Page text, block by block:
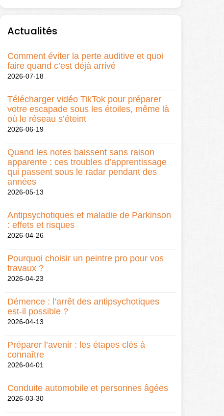
Actualités
Comment éviter la perte auditive et quoi
faire quand c’est déjà arrivé
2026-07-18
Télécharger vidéo TikTok pour préparer
votre escapade sous les étoiles, même là
où le réseau s’éteint
2026-06-19
Quand les notes baissent sans raison
apparente : ces troubles d’apprentissage
qui passent sous le radar pendant des
années
2026-05-13
Antipsychotiques et maladie de Parkinson
: effets et risques
2026-04-26
Pourquoi choisir un peintre pro pour vos
travaux ?
2026-04-23
Démence : l’arrêt des antipsychotiques
est-il possible ?
2026-04-13
Préparer l’avenir : les étapes clés à
connaître
2026-04-01
Conduite automobile et personnes âgées
2026-03-30